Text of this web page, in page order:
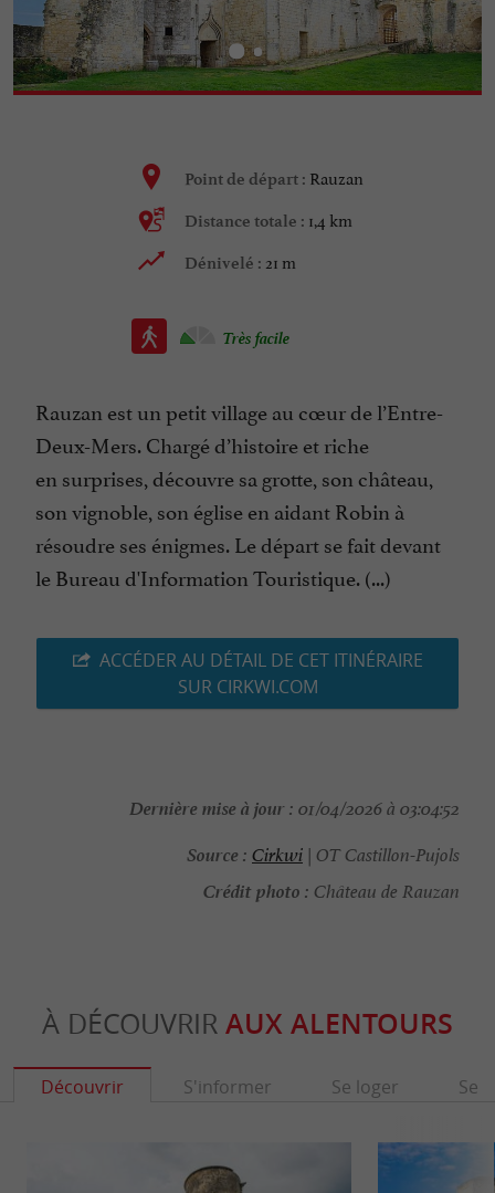
Point de départ : Rauzan
Distance totale : 1,4 km
Dénivelé : 21 m
Très facile
Rauzan est un petit village au cœur de l’Entre-
Deux-Mers. Chargé d’histoire et riche
en surprises, découvre sa grotte, son château,
son vignoble, son église en aidant Robin à
résoudre ses énigmes. Le départ se fait devant
le Bureau d'Information Touristique. (...)
ACCÉDER AU DÉTAIL DE CET ITINÉRAIRE
SUR CIRKWI.COM
Dernière mise à jour : 01/04/2026 à 03:04:52
Source : Cirkwi | OT Castillon-Pujols
Crédit photo : Château de Rauzan
À DÉCOUVRIR AUX ALENTOURS
Découvrir S'informer Se loger Se